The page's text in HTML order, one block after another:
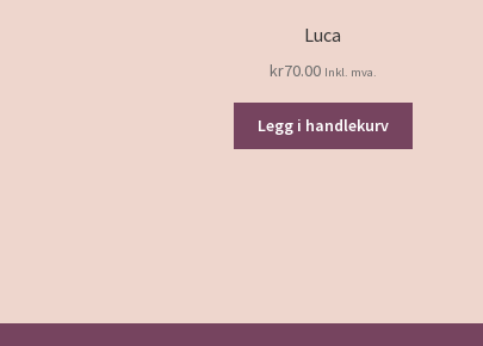
Luca
kr70.00 Inkl. mva.
Legg i handlekurv